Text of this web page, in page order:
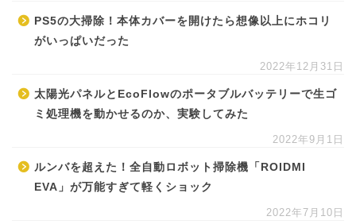
PS5の大掃除！本体カバーを開けたら想像以上にホコリ
がいっぱいだった
2022年12月31日
太陽光パネルとEcoFlowのポータブルバッテリーで生ゴ
ミ処理機を動かせるのか、実験してみた
2022年9月1日
ルンバを超えた！全自動ロボット掃除機「ROIDMI
EVA」が万能すぎて軽くショック
2022年7月10日